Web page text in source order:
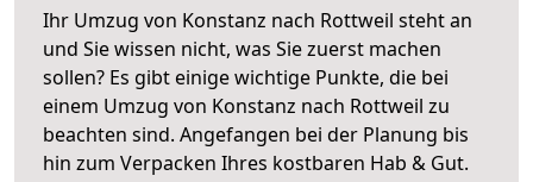
Ihr Umzug von Konstanz nach Rottweil steht an
und Sie wissen nicht, was Sie zuerst machen
sollen? Es gibt einige wichtige Punkte, die bei
einem Umzug von Konstanz nach Rottweil zu
beachten sind. Angefangen bei der Planung bis
hin zum Verpacken Ihres kostbaren Hab & Gut.